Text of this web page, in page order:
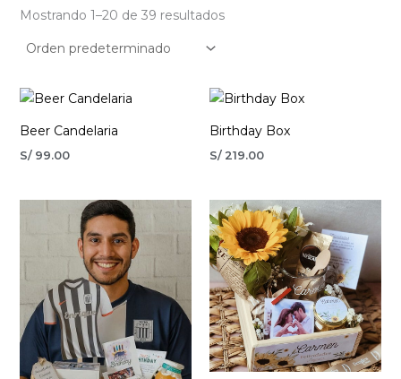
Mostrando 1–20 de 39 resultados
Beer Candelaria
S/99.00
Birthday Box
S/ 219.00